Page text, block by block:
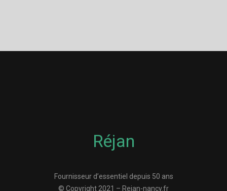
Réjan
Fournisseur d’essentiel depuis 50 ans
© Copyright 2021 – Rejan-nancy.fr